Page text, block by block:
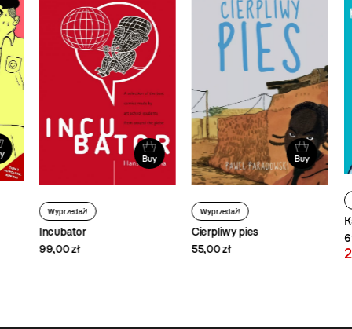
Buy
Wyprzedaż!
Incubator
99,00 zł
Buy
Wyprzedaż!
Cierpliwy pies
55,00 zł